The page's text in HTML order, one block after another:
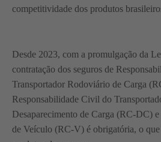
competitividade dos produtos
Desde 2023, com a promulgação da
contratação dos seguros de
Transportador Rodoviário de Carga
Responsabilidade Civil do
Desaparecimento de Carga (RC-DC)
de Veículo (RC-V) é obrigatória, o